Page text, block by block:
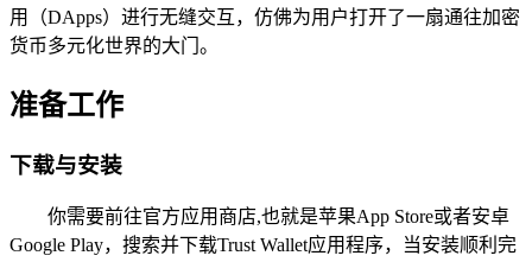
用（DApps）进行无缝交互，仿佛为用户打开了一扇通往加密
货币多元化世界的大门。
准备工作
下载与安装
你需要前往官方应用商店,也就是苹果App Store或者安卓
Google Play，搜索并下载Trust Wallet应用程序，当安装顺利完